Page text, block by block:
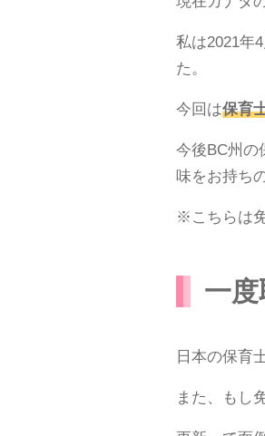
私は2021年
た。
今回は保育
今後BC州の
味をお持ち
※こちらは
一
日本の保育
また、もし